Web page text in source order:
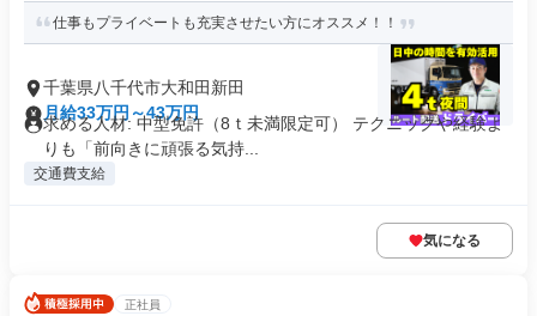
仕事もプライベートも充実させたい方にオススメ！！
千葉県八千代市大和田新田
月給33万円～43万円
求める人材: 中型免許（8ｔ未満限定可） テクニックや経験よ
りも「前向きに頑張る気持...
交通費支給
気になる
正社員